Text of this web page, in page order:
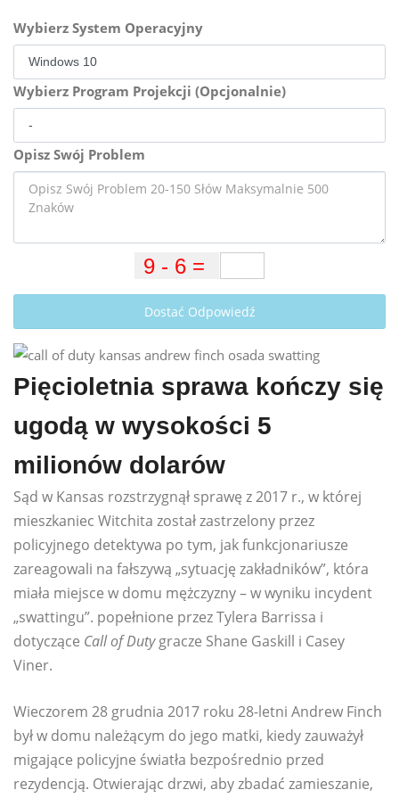
Wybierz System Operacyjny
Wybierz Program Projekcji (Opcjonalnie)
Opisz Swój Problem
Dostać Odpowiedź
Pięcioletnia sprawa kończy się
ugodą w wysokości 5
milionów dolarów
Sąd w Kansas rozstrzygnął sprawę z 2017 r., w której
mieszkaniec Witchita został zastrzelony przez
policyjnego detektywa po tym, jak funkcjonariusze
zareagowali na fałszywą „sytuację zakładników”, która
miała miejsce w domu mężczyzny – w wyniku incydent
„swattingu”. popełnione przez Tylera Barrissa i
dotyczące Call of Dutygracze Shane Gaskill i Casey
Viner.
Wieczorem 28 grudnia 2017 roku 28-letni Andrew Finch
był w domu należącym do jego matki, kiedy zauważył
migające policyjne światła bezpośrednio przed
rezydencją. Otwierając drzwi, aby zbadać zamieszanie,